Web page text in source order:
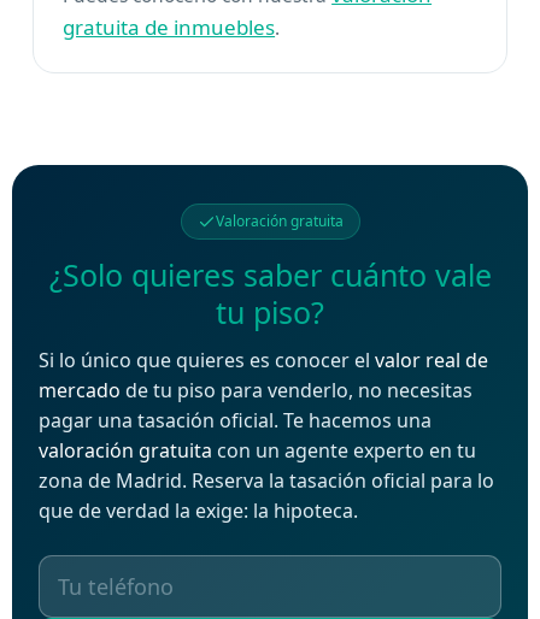
gratuita de inmuebles.
Valoración gratuita
¿Solo quieres saber cuánto vale
tu piso?
Si lo único que quieres es conocer el valor real de
mercado de tu piso para venderlo, no necesitas
pagar una tasación oficial. Te hacemos una
valoración gratuita con un agente experto en tu
zona de Madrid. Reserva la tasación oficial para lo
que de verdad la exige: la hipoteca.